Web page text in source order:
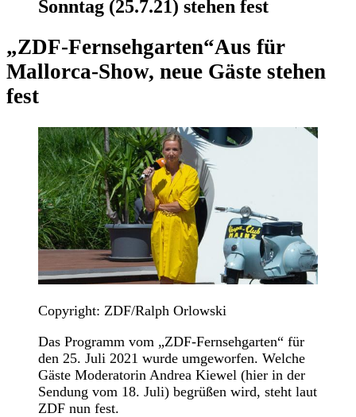
Sonntag (25.7.21) stehen fest
„ZDF-Fernsehgarten“Aus für
Mallorca-Show, neue Gäste stehen
fest
Copyright: ZDF/Ralph Orlowski
Das Programm vom „ZDF-Fernsehgarten“ für
den 25. Juli 2021 wurde umgeworfen. Welche
Gäste Moderatorin Andrea Kiewel (hier in der
Sendung vom 18. Juli) begrüßen wird, steht laut
ZDF nun fest.